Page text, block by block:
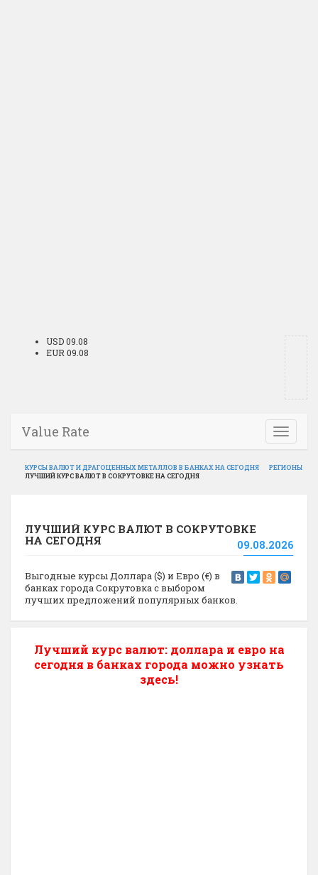
USD 09.08
EUR 09.08
Toggle
Value Rate
КУРСЫ ВАЛЮТ И ДРАГОЦЕННЫХ МЕТАЛЛОВ В БАНКАХ НА СЕГОДНЯ
РЕГИОНЫ
ЛУЧШИЙ КУРС ВАЛЮТ В СОКРУТОВКЕ НА СЕГОДНЯ
ЛУЧШИЙ КУРС ВАЛЮТ В СОКРУТОВКЕ
НА СЕГОДНЯ
09.08.2026
Выгодные курсы Доллара ($) и Евро (€) в
банках города Сокрутовка с выбором
лучших предложений популярных банков.
Лучший курс валют: доллара и евро на
сегодня в банках города можно узнать
здесь!